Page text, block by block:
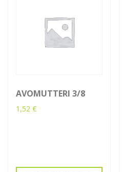
AVOMUTTERI 3/8
1,52 €